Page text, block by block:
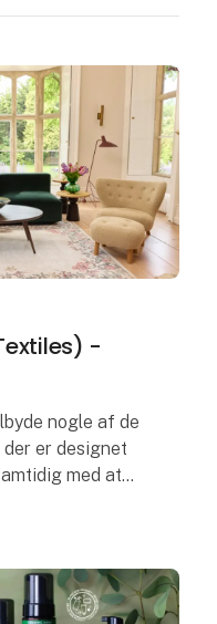
-
nogle af de
er designet
med at